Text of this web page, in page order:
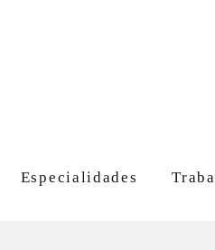
Especialidades